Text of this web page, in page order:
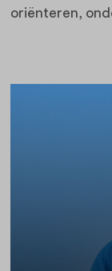
oriënteren,